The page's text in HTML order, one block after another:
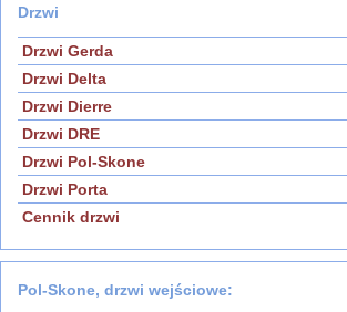
Drzwi
Drzwi Gerda
Drzwi Delta
Drzwi Dierre
Drzwi DRE
Drzwi Pol-Skone
Drzwi Porta
Cennik drzwi
Pol-Skone, drzwi wejściowe: